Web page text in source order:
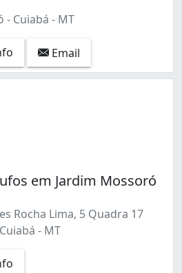
- Cuiabá - MT
Email
em Jardim Mossoró
Rocha Lima, 5 Quadra 17
- MT